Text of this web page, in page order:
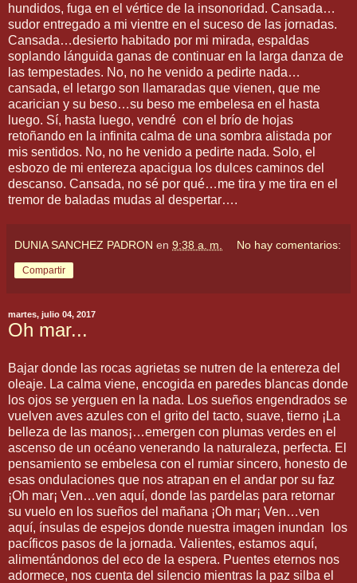
hundidos, fuga en el vértice de la insonoridad. Cansada…
sudor entregado a mi vientre en el suceso de las jornadas.
Cansada…desierto habitado por mi mirada, espaldas
soplando lánguida ganas de continuar en la larga danza de
las tempestades. No, no he venido a pedirte nada…
cansada, el letargo son llamaradas que vienen, que me
acarician y su beso…su beso me embelesa en el hasta
luego. Sí, hasta luego, vendré con el brío de hojas
retoñando en la infinita calma de una sombra alistada por
mis sentidos. No, no he venido a pedirte nada. Solo, el
esbozo de mi entereza apacigua los dulces caminos del
descanso. Cansada, no sé por qué…me tira y me tira en el
tremor de baladas mudas al despertar….
DUNIA SANCHEZ PADRON en 9:38 a. m. No hay comentarios:
Compartir
martes, julio 04, 2017
Oh mar...
Bajar donde las rocas agrietas se nutren de la entereza del
oleaje. La calma viene, encogida en paredes blancas donde
los ojos se yerguen en la nada. Los sueños engendrados se
vuelven aves azules con el grito del tacto, suave, tierno ¡La
belleza de las manos¡…emergen con plumas verdes en el
ascenso de un océano venerando la naturaleza, perfecta. El
pensamiento se embelesa con el rumiar sincero, honesto de
esas ondulaciones que nos atrapan en el andar por su faz
¡Oh mar¡ Ven…ven aquí, donde las pardelas para retornar
su vuelo en los sueños del mañana ¡Oh mar¡ Ven…ven
aquí, ínsulas de espejos donde nuestra imagen inundan los
pacíficos pasos de la jornada. Valientes, estamos aquí,
alimentándonos del eco de la espera. Puentes eternos nos
adormece, nos cuenta del silencio mientras la paz silba el